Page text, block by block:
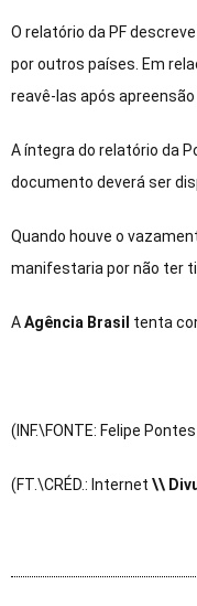
O relatório da PF
por outros países. Em
reavê-las após apreensão
A íntegra do relatório da
documento deverá ser
Quando houve o
manifestaria por não ter
AAgência Brasil tenta
(INF.\FONTE: Felipe Pontes
(FT.\CRÉD.: Internet \\